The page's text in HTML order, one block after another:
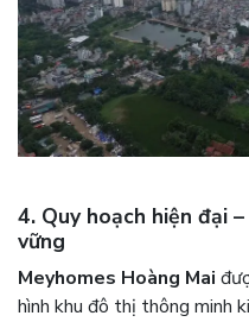
4. Quy hoạch hiện đại
vững
Meyhomes Hoàng Mai
hình khu đô thị thông minh